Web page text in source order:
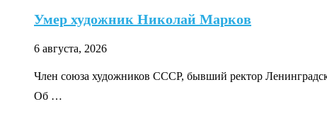
Умер художник Николай Марков
6 августа, 2026
Член союза художников СССР, бывший ректор
Об …